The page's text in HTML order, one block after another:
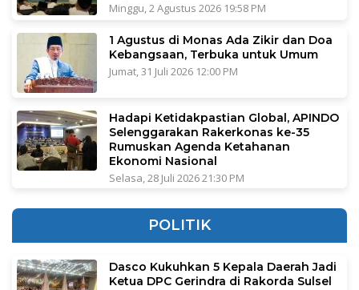
Minggu, 2 Agustus 2026 19:58 PM
1 Agustus di Monas Ada Zikir dan Doa
Kebangsaan, Terbuka untuk Umum
Jumat, 31 Juli 2026 12:00 PM
Hadapi Ketidakpastian Global, APINDO
Selenggarakan Rakerkonas ke-35
Rumuskan Agenda Ketahanan
Ekonomi Nasional
Selasa, 28 Juli 2026 21:30 PM
POLITIK
Dasco Kukuhkan 5 Kepala Daerah Jadi
Ketua DPC Gerindra di Rakorda Sulsel